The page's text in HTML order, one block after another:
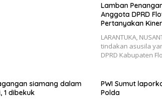
Lamban
Anggota DPRD
Pertanyakan
LARANTUKA,
tindakan asusila
DPRD Kabupaten
siamang dalam
1 dibekuk
PWI Sumut
Polda